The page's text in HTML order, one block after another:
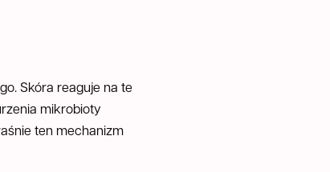
Skóra reaguje na te
mikrobioty
ten mechanizm